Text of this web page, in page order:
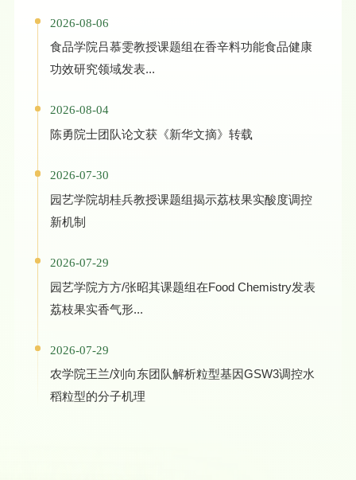
2026-08-06
食品学院吕慕雯教授课题组在香辛料功能食品健康
功效研究领域发表...
2026-08-04
陈勇院士团队论文获《新华文摘》转载
2026-07-30
园艺学院胡桂兵教授课题组揭示荔枝果实酸度调控
新机制
2026-07-29
园艺学院方方/张昭其课题组在Food Chemistry发表
荔枝果实香气形...
2026-07-29
农学院王兰/刘向东团队解析粒型基因GSW3调控水
稻粒型的分子机理